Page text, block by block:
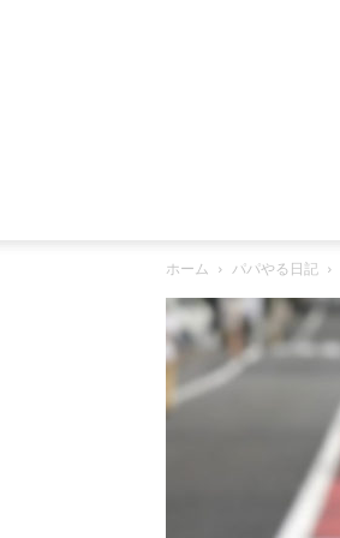
ホーム パパやる日記